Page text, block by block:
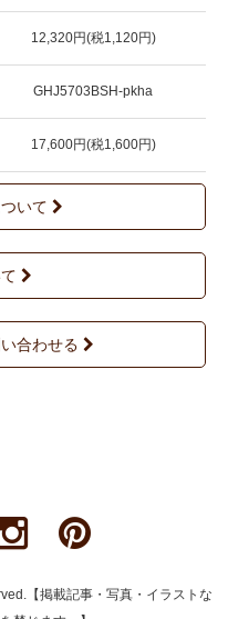
12,320円(税1,120円)
GHJ5703BSH-pkha
17,600円(税1,600円)
いて
合わせる
【掲載記事・写真・イラストな